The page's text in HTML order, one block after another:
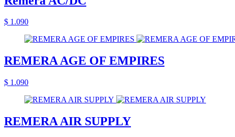
$ 1.090
REMERA AGE OF EMPIRES
$ 1.090
REMERA AIR SUPPLY